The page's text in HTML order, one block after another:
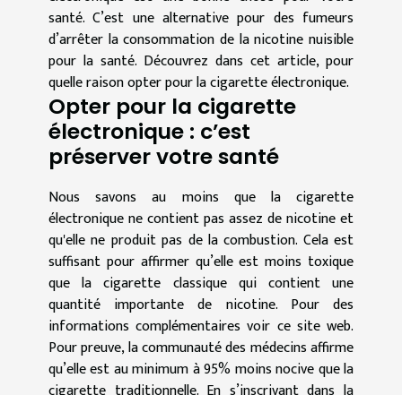
santé. C’est une alternative pour des fumeurs
d’arrêter la consommation de la nicotine nuisible
pour la santé. Découvrez dans cet article, pour
quelle raison opter pour la cigarette électronique.
Opter pour la cigarette
électronique : c’est
préserver votre santé
Nous savons au moins que la cigarette
électronique ne contient pas assez de nicotine et
qu'elle ne produit pas de la combustion. Cela est
suffisant pour affirmer qu’elle est moins toxique
que la cigarette classique qui contient une
quantité importante de nicotine. Pour des
informations complémentairesvoir ce site web.
Pour preuve, la communauté des médecins affirme
qu’elle est au minimum à 95% moins nocive que la